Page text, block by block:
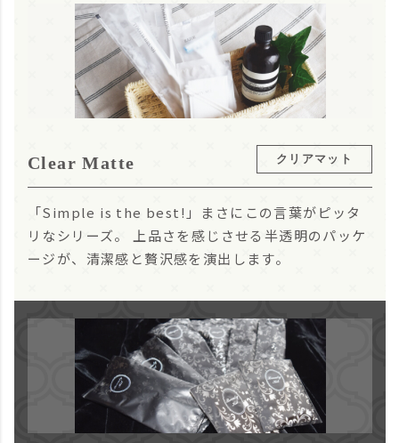
Clear Matte クリアマット
「Simple is the best!」
まさにこの言葉がピッタ
リなシリーズ。上品さを感じさせる半透明のパッケ
ージが、清潔感と贅沢感を演出します。